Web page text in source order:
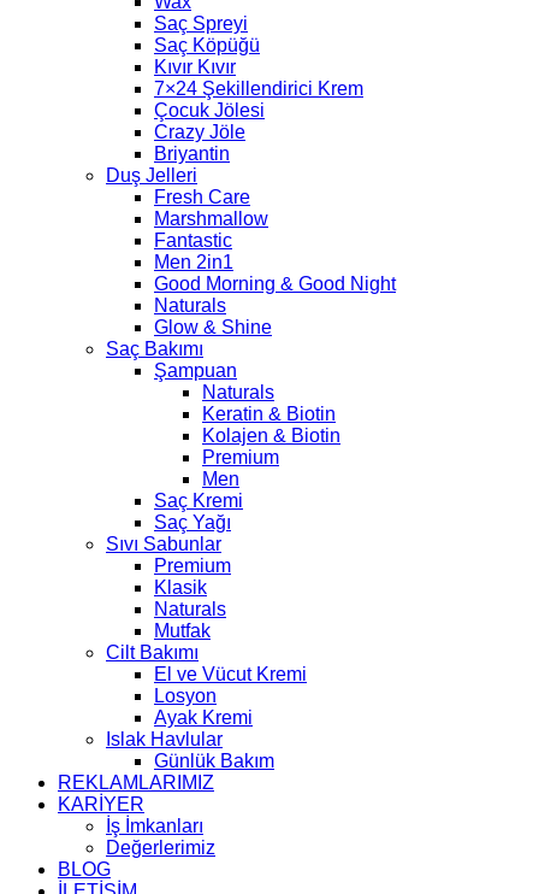
Saç Spreyi
Saç Köpüğü
Kıvır Kıvır
7×24 Şekillendirici Krem
Çocuk Jölesi
Crazy Jöle
Briyantin
Duş Jelleri
Fresh Care
Marshmallow
Fantastic
Men 2in1
Good Morning & Good Night
Naturals
Glow & Shine
Saç Bakımı
Şampuan
Naturals
Keratin & Biotin
Kolajen & Biotin
Premium
Men
Saç Kremi
Saç Yağı
Sıvı Sabunlar
Premium
Klasik
Naturals
Mutfak
Cilt Bakımı
El ve Vücut Kremi
Losyon
Ayak Kremi
Islak Havlular
Günlük Bakım
REKLAMLARIMIZ
KARİYER
İş İmkanları
Değerlerimiz
BLOG